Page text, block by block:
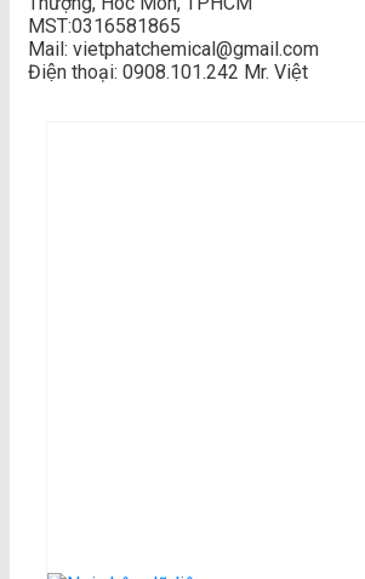
MST:0316581865
Mail: vietphatchemical@gmail.com
Điện thoại: 0908.101.242 Mr. Việt